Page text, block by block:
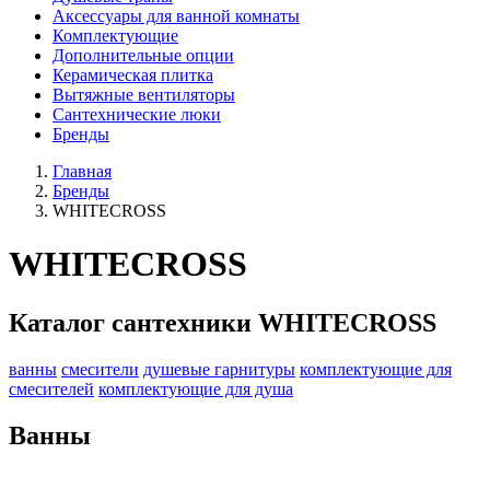
Аксессуары для ванной комнаты
Комплектующие
Дополнительные опции
Керамическая плитка
Вытяжные вентиляторы
Сантехнические люки
Бренды
Главная
Бренды
WHITECROSS
WHITECROSS
Каталог сантехники WHITECROSS
ванны смесители душевые гарнитуры комплектующие для
смесителей комплектующие для душа
Ванны